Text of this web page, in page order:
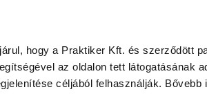
hogy a Praktiker Kft. és szerződött
az oldalon tett látogatásának
céljából felhasználják. Bővebb
Szakiajánló Ügyintézés és Információ